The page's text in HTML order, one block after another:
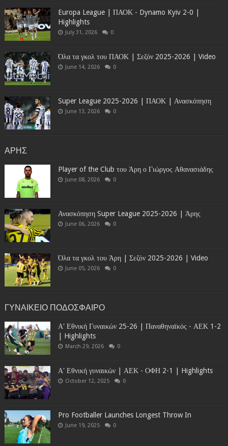
Europa League | ΠΑΟΚ - Dynamo Kyiv 2-0 |
Highlights
July 31, 2026 0
Όλα τα γκολ του ΠΑΟΚ | Σεζόν 2025-2026 | Video
June 14, 2026 0
Super League 2025-2026 | ΠΑΟΚ | Ανασκόπηση
June 13, 2026 0
ΑΡΗΣ
Player of the Club του Άρη ο Γιώργος Αθανασιάδης
June 08, 2026 0
Ανασκόπηση Super League 2025-2026 | Άρης
June 06, 2026 0
Όλα τα γκολ του Άρη | Σεζόν 2025-2026 | Video
June 05, 2026 0
ΓΥΝΑΙΚΕΙΟ ΠΟΔΟΣΦΑΙΡΟ
Α' Εθνική Γυναικών 25-26 | Παναθηναϊκός - ΑΕΚ 1-2
| Highlights
March 29, 2026 0
Α' Εθνική γυναικών | ΑΕΚ - ΟΦΗ 2-1 | Highlights
October 12, 2025 0
Pro Footballer Launches Longest Throw In
June 19, 2025 0